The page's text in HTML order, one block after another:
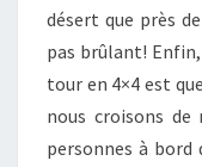
désert que près
pas brûlant!
tour en 4×4 est
nous croisons de
personnes à bord